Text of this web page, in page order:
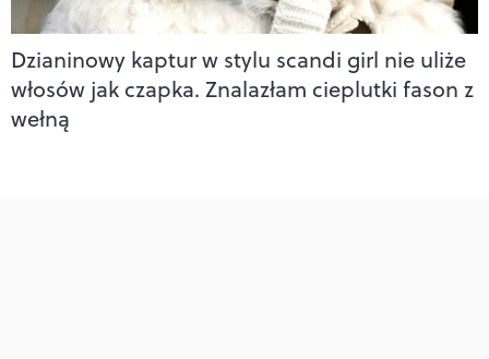
Dzianinowy kaptur w stylu scandi girl nie uliże
włosów jak czapka. Znalazłam cieplutki fason z
wełną